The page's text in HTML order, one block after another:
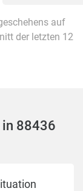
auf
der letzten 12
88436